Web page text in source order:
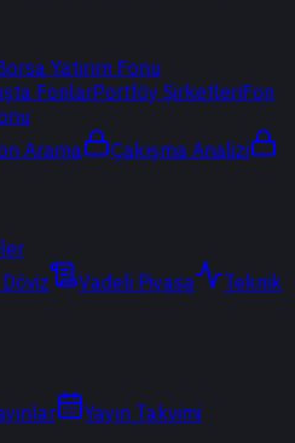
Yatırım Fonu
FonlarPortföy ŞirketleriFon
Arama
Çakışma Analizi
Vadeli Piyasa
Teknik
Yayın Takvimi